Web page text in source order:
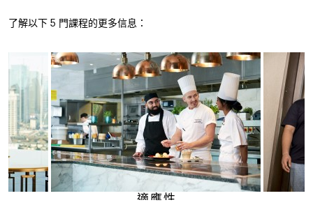
了解以下 5 門課程的更多信息：
清楚地
可以增
作場所
場合。
適應性
這組課程旨在為您提供所需的技能，以識
別機會，開發創新解決方案並充滿信心地
應對挑戰。
您將
決策
爭激